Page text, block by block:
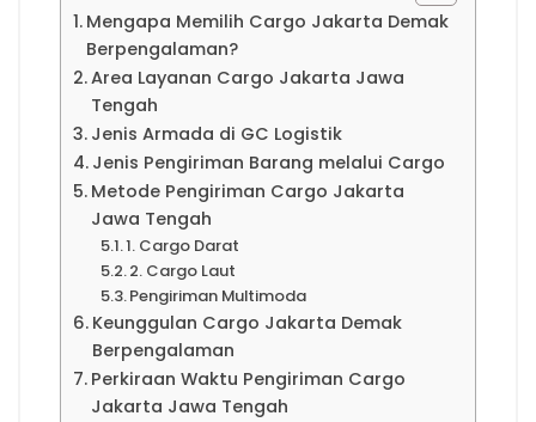
Mengapa Memilih Cargo Jakarta Demak
Berpengalaman?
Area Layanan Cargo Jakarta Jawa
Tengah
Jenis Armada di GC Logistik
Jenis Pengiriman Barang melalui Cargo
Metode Pengiriman Cargo Jakarta
Jawa Tengah
1. Cargo Darat
2. Cargo Laut
Pengiriman Multimoda
Keunggulan Cargo Jakarta Demak
Berpengalaman
Perkiraan Waktu Pengiriman Cargo
Jakarta Jawa Tengah